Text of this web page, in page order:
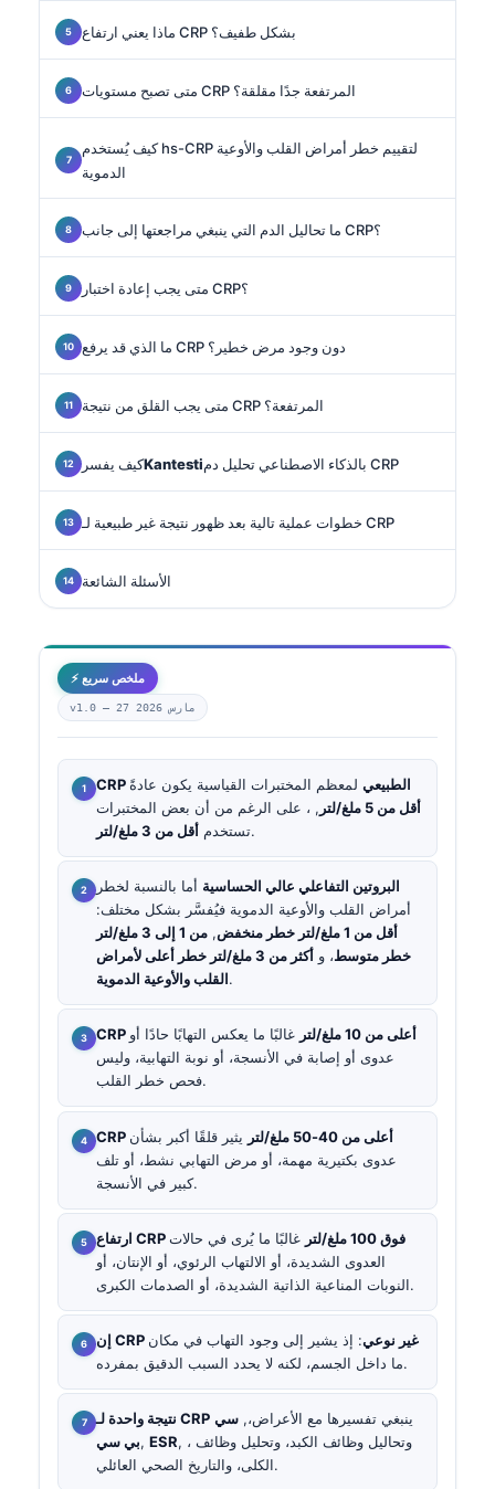
ماذا يعني ارتفاع CRP بشكل طفيف؟
متى تصبح مستويات CRP المرتفعة جدًا مقلقة؟
كيف يُستخدم hs-CRP لتقييم خطر أمراض القلب والأوعية
الدموية
ما تحاليل الدم التي ينبغي مراجعتها إلى جانب CRP؟
متى يجب إعادة اختبار CRP؟
ما الذي قد يرفع CRP دون وجود مرض خطير؟
متى يجب القلق من نتيجة CRP المرتفعة؟
كيف يفسرKantesti بالذكاء الاصطناعي تحليل دم CRP
خطوات عملية تالية بعد ظهور نتيجة غير طبيعية لـ CRP
الأسئلة الشائعة
⚡ ملخص سريع
v1.0 — 27 مارس 2026
CRP الطبيعي لمعظم المختبرات القياسية يكون عادةً
أقل من 5 ملغ/لتر
, ، على الرغم من أن بعض المختبرات
تستخدم أقل من 3 ملغ/لتر .
البروتين التفاعلي عالي الحساسية أما بالنسبة لخطر
أمراض القلب والأوعية الدموية فيُفسَّر بشكل مختلف:
أقل من 1 ملغ/لتر خطر منخفض
,
من 1 إلى 3 ملغ/لتر
خطر متوسط، و
أكثر من 3 ملغ/لتر خطر أعلى لأمراض
القلب والأوعية الدموية.
CRP أعلى من 10 ملغ/لتر
غالبًا ما يعكس التهابًا حادًا أو
عدوى أو إصابة في الأنسجة، أو نوبة التهابية، وليس
فحص خطر القلب.
CRP أعلى من 40-50 ملغ/لتر
يثير قلقًا أكبر بشأن
عدوى بكتيرية مهمة، أو مرض التهابي نشط، أو تلف
كبير في الأنسجة.
ارتفاع CRP فوق 100 ملغ/لتر
غالبًا ما يُرى في حالات
العدوى الشديدة، أو الالتهاب الرئوي، أو الإنتان، أو
النوبات المناعية الذاتية الشديدة، أو الصدمات الكبرى.
إن CRP غير نوعي: إذ يشير إلى وجود التهاب في مكان
ما داخل الجسم، لكنه لا يحدد السبب الدقيق بمفرده.
نتيجة واحدة لـ CRP ينبغي تفسيرها مع الأعراض،, سي
بي سي, ESR, ، وتحاليل وظائف الكبد، وتحليل وظائف
الكلى، والتاريخ الصحي العائلي.